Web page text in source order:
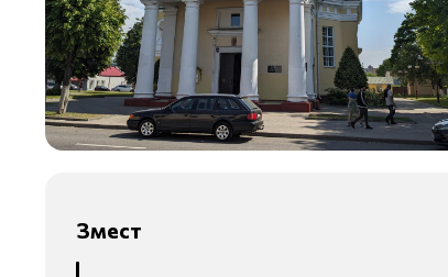
Змест